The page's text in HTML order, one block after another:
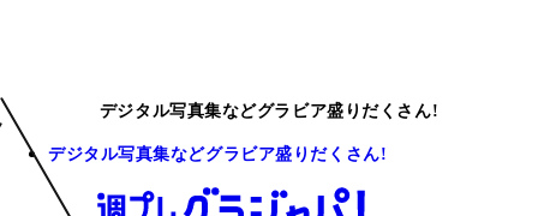
デジタル写真集などグラビア盛りだくさん!
デジタル写真集などグラビア盛りだくさん!